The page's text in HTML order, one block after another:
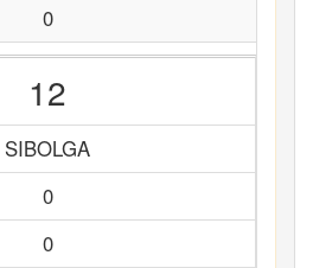
0
12
SIBOLGA
0
0